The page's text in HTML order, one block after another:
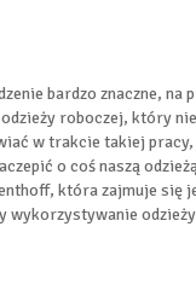
bardzo znaczne, na
roboczej, który
w trakcie takiej
o coś naszą
która zajmuje się
wykorzystywanie